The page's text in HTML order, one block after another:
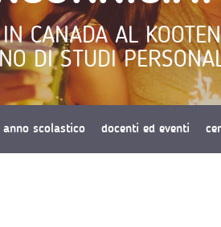
CANADA AL
DI STUDI
scolastico docenti ed eventi